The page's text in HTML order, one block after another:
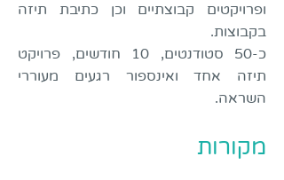
ופרויקטים קבוצתיים וכן כתיבת תיזה
בקבוצות.
כ-50 סטודנטים, 10 חודשים, פרויקט
תיזה אחד ואינספור רגעים מעוררי
השראה.
מקורות